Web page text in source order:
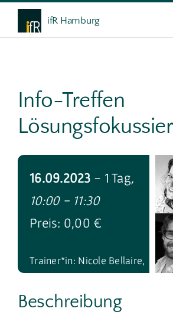
Skip
ifR Hamburg
Weiterbildung
Gespräche
Service
Info-Treffen
16.09.2023 - 1 Tag,
10:00 - 11:30
Preis: 0,00 €
Trainer*in: Nicole Bellaire,
Beschreibung